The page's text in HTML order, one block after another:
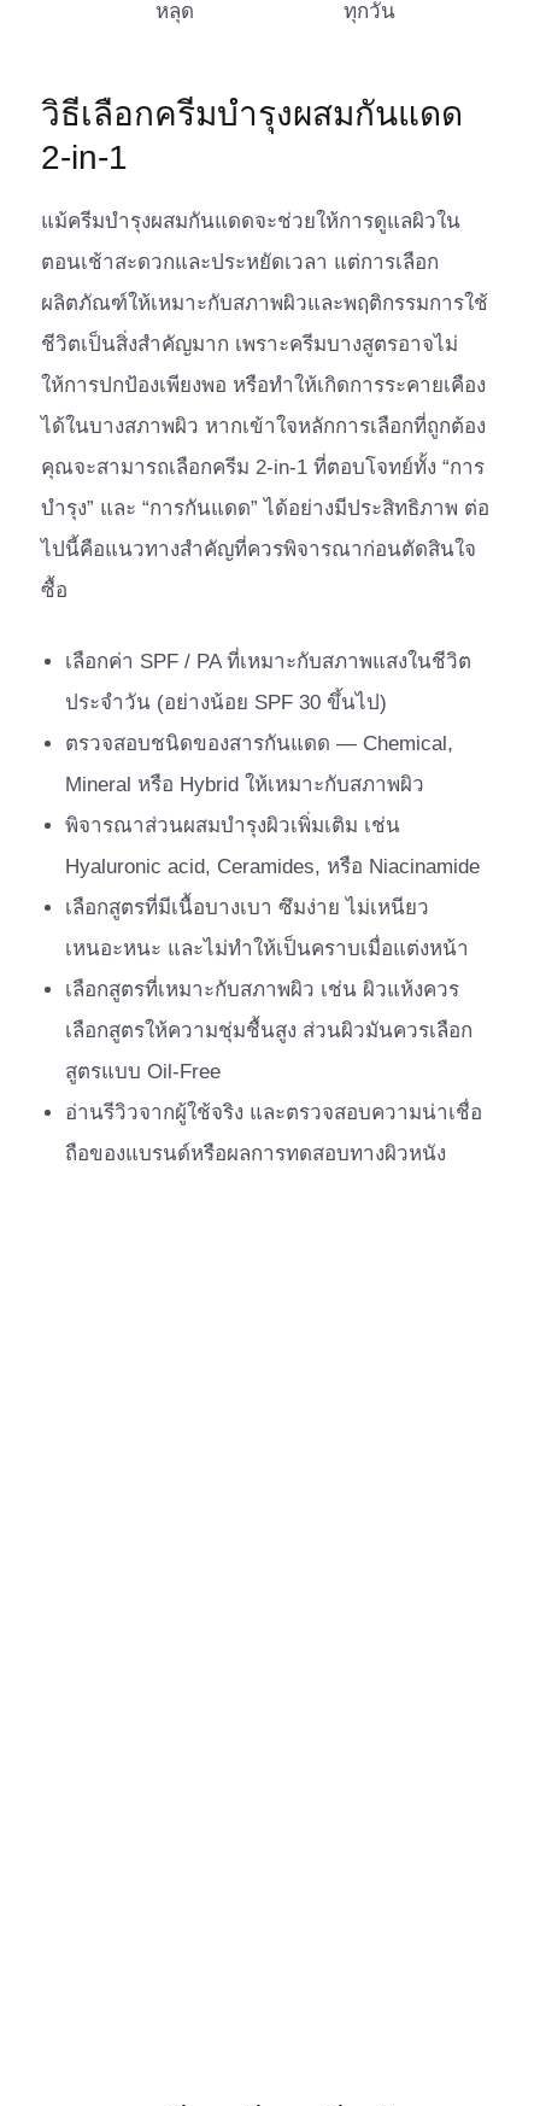
หลุด ทุกวัน
วิธีเลือกครีมบำรุงผสมกันแดด
2-in-1
แม้ครีมบำรุงผสมกันแดดจะช่วยให้การดูแลผิวใน
ตอนเช้าสะดวกและประหยัดเวลา แต่การเลือก
ผลิตภัณฑ์ให้เหมาะกับสภาพผิวและพฤติกรรมการใช้
ชีวิตเป็นสิ่งสำคัญมาก เพราะครีมบางสูตรอาจไม่
ให้การปกป้องเพียงพอ หรือทำให้เกิดการระคายเคือง
ได้ในบางสภาพผิว หากเข้าใจหลักการเลือกที่ถูกต้อง
คุณจะสามารถเลือกครีม 2-in-1 ที่ตอบโจทย์ทั้ง “การ
บำรุง” และ “การกันแดด” ได้อย่างมีประสิทธิภาพ ต่อ
ไปนี้คือแนวทางสำคัญที่ควรพิจารณาก่อนตัดสินใจ
ซื้อ
เลือกค่า SPF / PA ที่เหมาะกับสภาพแสงในชีวิต
ประจำวัน (อย่างน้อย SPF 30 ขึ้นไป)
ตรวจสอบชนิดของสารกันแดด — Chemical,
Mineral หรือ Hybrid ให้เหมาะกับสภาพผิว
พิจารณาส่วนผสมบำรุงผิวเพิ่มเติม เช่น
Hyaluronic acid, Ceramides, หรือ Niacinamide
เลือกสูตรที่มีเนื้อบางเบา ซึมง่าย ไม่เหนียว
เหนอะหนะ และไม่ทำให้เป็นคราบเมื่อแต่งหน้า
เลือกสูตรที่เหมาะกับสภาพผิว เช่น ผิวแห้งควร
เลือกสูตรให้ความชุ่มชื้นสูง ส่วนผิวมันควรเลือก
สูตรแบบ Oil-Free
อ่านรีวิวจากผู้ใช้จริง และตรวจสอบความน่าเชื่อ
ถือของแบรนด์หรือผลการทดสอบทางผิวหนัง